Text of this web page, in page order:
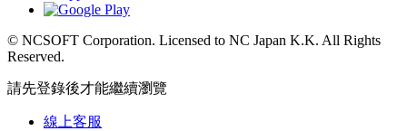
© NCSOFT Corporation. Licensed to NC Japan K.K. All Rights
Reserved.
請先登錄後才能繼續瀏覽
線上客服